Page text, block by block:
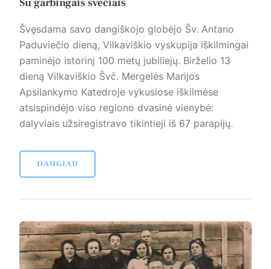
Švęsdama savo dangiškojo globėjo Šv. Antano
Paduviečio dieną, Vilkaviškio vyskupija iškilmingai
paminėjo istorinį 100 metų jubiliejų. Birželio 13
dieną Vilkaviškio Švč. Mergelės Marijos
Apsilankymo Ka­ted­roje vykusiose iškilmėse
atsispindėjo viso regiono dvasinė vienybė:
dalyviais užsiregistravo tikintieji iš 67 parapijų.
DAUGIAU